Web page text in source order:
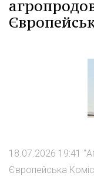
18.07.2026 19:41
Європейська